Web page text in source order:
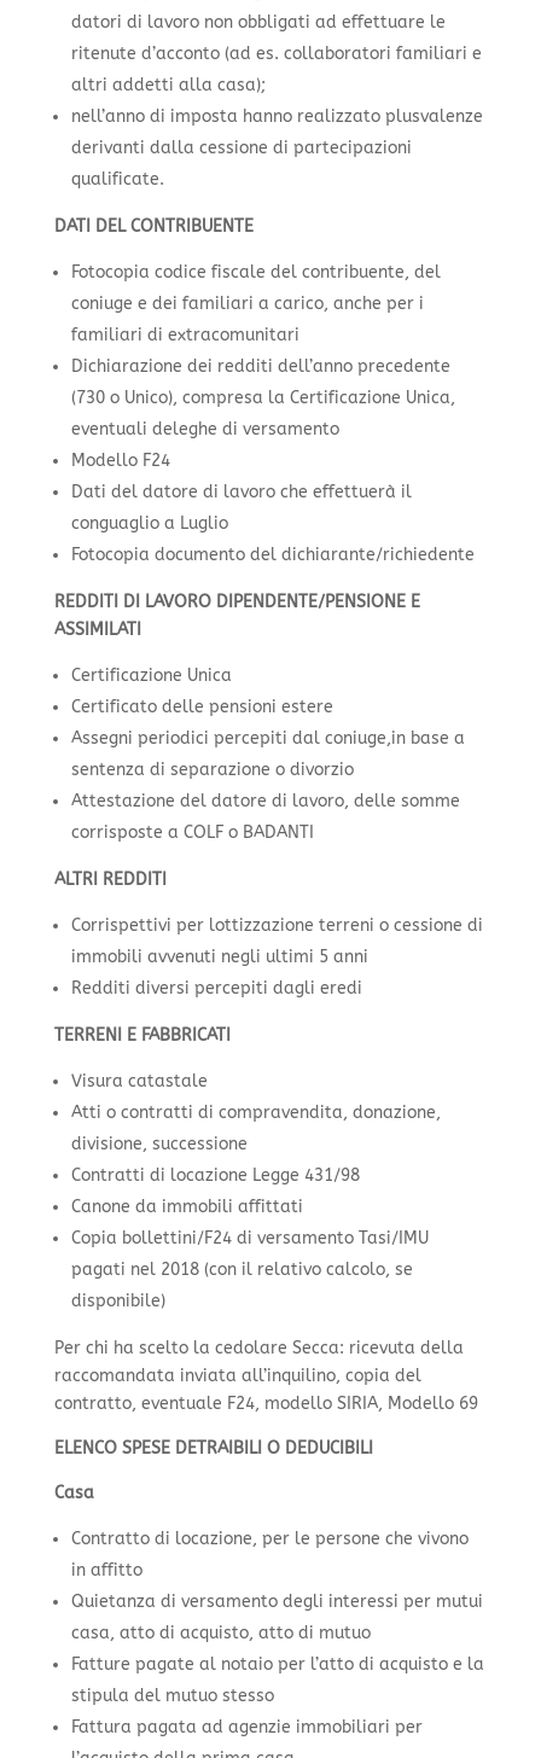
datori di lavoro non obbligati ad effettuare le
ritenute d’acconto (ad es. collaboratori familiari e
altri addetti alla casa);
nell’anno di imposta hanno realizzato plusvalenze
derivanti dalla cessione di partecipazioni
qualificate.
DATI DEL CONTRIBUENTE
Fotocopia codice fiscale del contribuente, del
coniuge e dei familiari a carico, anche per i
familiari di extracomunitari
Dichiarazione dei redditi dell’anno precedente
(730 o Unico), compresa la Certificazione Unica,
eventuali deleghe di versamento
Modello F24
Dati del datore di lavoro che effettuerà il
conguaglio a Luglio
Fotocopia documento del dichiarante/richiedente
REDDITI DI LAVORO DIPENDENTE/PENSIONE E
ASSIMILATI
Certificazione Unica
Certificato delle pensioni estere
Assegni periodici percepiti dal coniuge,in base a
sentenza di separazione o divorzio
Attestazione del datore di lavoro, delle somme
corrisposte a COLF o BADANTI
ALTRI REDDITI
Corrispettivi per lottizzazione terreni o cessione di
immobili avvenuti negli ultimi 5 anni
Redditi diversi percepiti dagli eredi
TERRENI E FABBRICATI
Visura catastale
Atti o contratti di compravendita, donazione,
divisione, successione
Contratti di locazione Legge 431/98
Canone da immobili affittati
Copia bollettini/F24 di versamento Tasi/IMU
pagati nel 2018 (con il relativo calcolo, se
disponibile)
Per chi ha scelto la cedolare Secca: ricevuta della
raccomandata inviata all’inquilino, copia del
contratto, eventuale F24, modello SIRIA, Modello 69
ELENCO SPESE DETRAIBILI O DEDUCIBILI
Casa
Contratto di locazione, per le persone che vivono
in affitto
Quietanza di versamento degli interessi per mutui
casa, atto di acquisto, atto di mutuo
Fatture pagate al notaio per l’atto di acquisto e la
stipula del mutuo stesso
Fattura pagata ad agenzie immobiliari per